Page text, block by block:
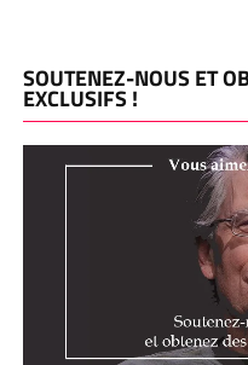
SOUTENEZ-NOUS ET
EXCLUSIFS !